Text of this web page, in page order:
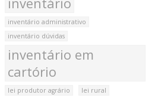
inventário administrativo
inventário dúvidas
inventário em
cartório
lei produtor agrário
lei rural